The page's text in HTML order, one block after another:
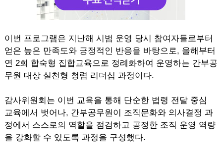
이번 프로그램은 지난해 시범 운영 당시 참여자들로부터
얻은 높은 만족도와 긍정적인 반응을 바탕으로, 올해부터
연 2회 합숙형 집합교육으로 정례화하여 운영하는 간부공
무원 대상 실천형 청렴 리더십 과정이다.
감사위원회는 이번 교육을 통해 단순한 법령 전달 중심
교육에서 벗어나, 간부공무원이 조직문화와 의사결정 과
정에서 스스로의 역할을 점검하고 공정한 조직 운영 역량
을 강화할 수 있도록 과정을 구성했다.